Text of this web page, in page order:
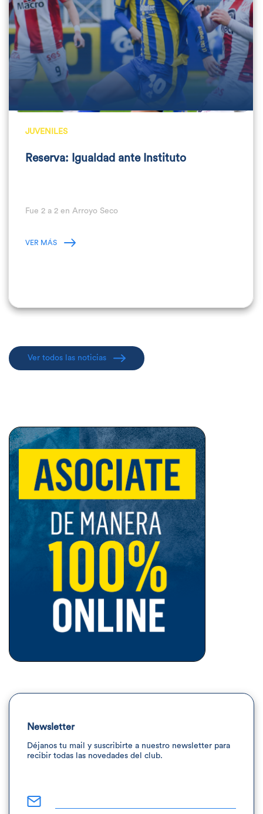
Newsletter
Déjanos tu mail y suscribirte a nuestro newsletter para
recibir todas las novedades del club.
JUVENILES
Reserva: Igualdad ante Instituto
Fue 2 a 2 en Arroyo Seco
VER MÁS
Ver todos las noticias